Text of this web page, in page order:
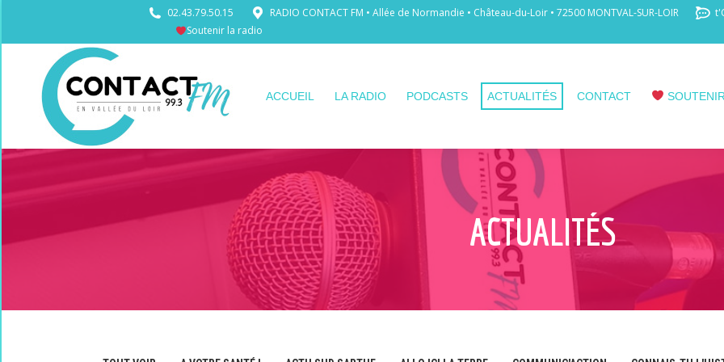
02.43.79.50.15 RADIO CONTACT FM • Allée de Normandie • Château-du-Loir • 72500 MONTVAL-SUR-LOIR
Soutenir la radio
ACCUEIL LA RADIO PODCASTS ACTUALITÉS CONTACT
ACTUALITÉS